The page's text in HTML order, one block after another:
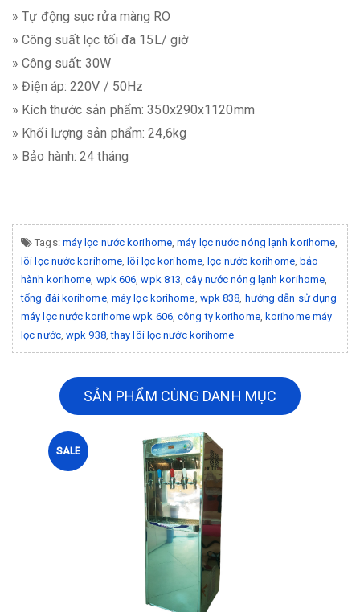
» Tự động sục rửa màng RO
» Công suất lọc tối đa 15L/ giờ
» Công suất: 30W
» Điện áp: 220V / 50Hz
» Kích thước sản phẩm: 350x290x1120mm
» Khối lượng sản phẩm: 24,6kg
» Bảo hành: 24 tháng
Tags: máy lọc nước korihome,máy lọc nước nóng lạnh korihome
lõi lọc nước korihome ,lõi lọc korihome,lọc nước korihome,bảo
hành korihome wpk 606 ,wpk 813 ,cây nước nóng lạnh korihome
tổng đài korihome, máy lọc korihome wpk 838 hướng dẫn sử dụng
máy lọc nước korihome wpk 606,công ty korihome, korihome máy
lọc nước,wpk 938,thay lõi lọc nước korihome
SẢN PHẨM CÙNG DANH MỤC
SALE